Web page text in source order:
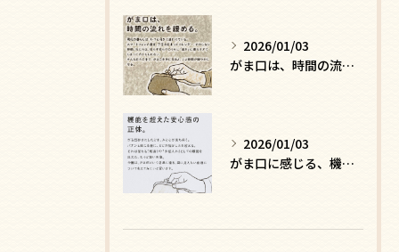
2026/01/03
がま口は、時間の流れを緩める
2026/01/03
がま口に感じる、機能を超えた安心感の正体